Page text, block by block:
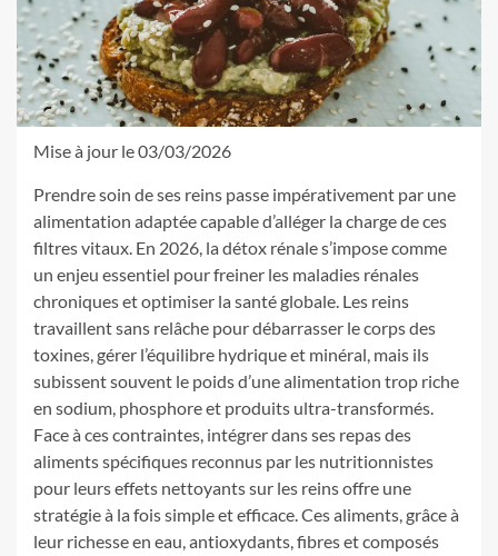
Mise à jour le 03/03/2026
Prendre soin de ses reins passe impérativement par une
alimentation adaptée capable d’alléger la charge de ces
filtres vitaux. En 2026, la détox rénale s’impose comme
un enjeu essentiel pour freiner les maladies rénales
chroniques et optimiser la santé globale. Les reins
travaillent sans relâche pour débarrasser le corps des
toxines, gérer l’équilibre hydrique et minéral, mais ils
subissent souvent le poids d’une alimentation trop riche
en sodium, phosphore et produits ultra-transformés.
Face à ces contraintes, intégrer dans ses repas des
aliments spécifiques reconnus par les nutritionnistes
pour leurs effets nettoyants sur les reins offre une
stratégie à la fois simple et efficace. Ces aliments, grâce à
leur richesse en eau, antioxydants, fibres et composés